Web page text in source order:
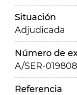
Situación
Adjudicada
Número de
A/SER-
Referencia